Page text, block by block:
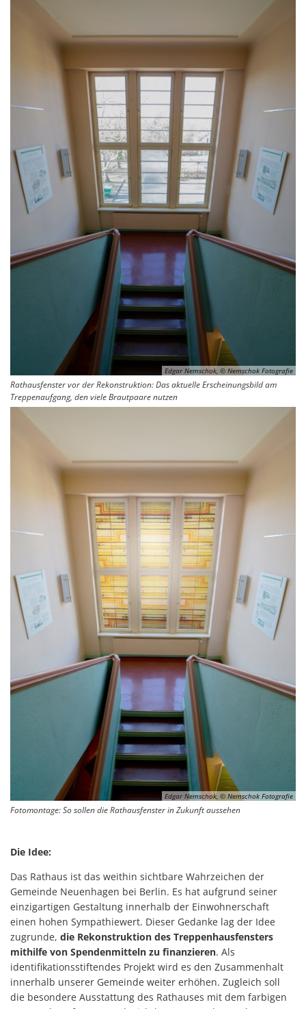
Edgar Nemschok, © Nemschok Fotografie
Rathausfenster vor der Rekonstruktion: Das aktuelle Erscheinungsbild am
Treppenaufgang, den viele Brautpaare nutzen
Edgar Nemschok, © Nemschok Fotografie
Fotomontage: So sollen die Rathausfenster in Zukunft aussehen
Die Idee:
Das Rathaus ist das weithin sichtbare Wahrzeichen der
Gemeinde Neuenhagen bei Berlin. Es hat aufgrund seiner
einzigartigen Gestaltung innerhalb der Einwohnerschaft
einen hohen Sympathiewert. Dieser Gedanke lag der Idee
zugrunde, die Rekonstruktion des Treppenhausfensters
mithilfe von Spendenmitteln zu finanzieren. Als
identifikationsstiftendes Projekt wird es den Zusammenhalt
innerhalb unserer Gemeinde weiter erhöhen. Zugleich soll
die besondere Ausstattung des Rathauses mit dem farbigen